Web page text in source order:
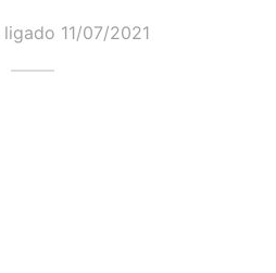
ligado 11/07/2021